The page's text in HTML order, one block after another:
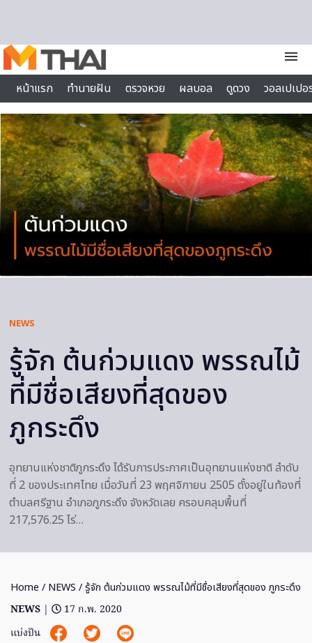
menu
หน้าแรก
ทำนายฝัน ตรวจหวย ผลบอล ดูดวง
วอลเปเป
ไลฟ์สไตล์
NEWS
รู้จัก ต้นก่วมแดง พรรณไม้
ที่มีชื่อเสียงที่สุดของ
ภูกระดึง
อุทยานแห่งชาติภูกระดึง ได้รับการประกาศเป็นอุทยานแห่งชาติ ลำดับ
ที่ 2 ของประเทศไทย เมื่อวันที่ 23 พฤศจิกายน 2505 ตั้งอยู่ในท้องที่
ตำบลศรีฐาน อำเภอภูกระดึง จังหวัดเลย ครอบคลุมพื้นที่
217,576.25 ไร่…
Home / NEWS / รู้จัก ต้นก่วมแดง พรรณไม้ที่มีชื่อเสียงที่สุดของ ภูกระดึง
NEWS |
17 ก.พ. 2020
แบ่งปัน